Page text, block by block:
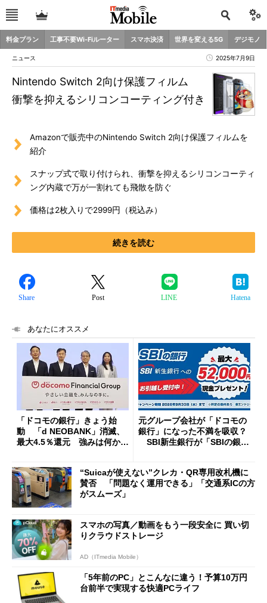
料金プラン 工事不要Wi-Fiルーター スマホ決済 世界を変える5G デジモノ
ニュース 2025年7月9日
Nintendo Switch 2向け保護フィルム
衝撃を抑えるシリコンコーティング付き
Amazonで販売中のNintendo Switch 2向け保護フィルムを
紹介
スナップ式で取り付けられ、衝撃を抑えるシリコンコーティ
ング内蔵で万が一割れても飛散を防ぐ
価格は2枚入りで2999円（税込み）
続きを読む
Share Post LINE Hatena
あなたにオススメ
「ドコモの銀行」きょう始
動 「d NEOBANK」消滅、
最大4.5％還元 強みは何か解
元グループ会社が「ドコモの
銀行」になった不満を吸収？
SBI新生銀行が「SBIの銀
開催
“Suicaが使えない”クレカ・QR専用改札機に
賛否 「問題なく運用できる」「交通系ICの方
がスムーズ」
スマホの写真／動画をもう一段安全に 買い切
りクラウドストレージ
AD（ITmedia Mobile）
「5年前のPC」とこんなに違う！予算10万円
台前半で実現する快適PCライフ